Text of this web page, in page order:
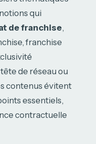
qui
de franchise,
franchise
de réseau ou
contenus évitent
essentiels,
contractuelle